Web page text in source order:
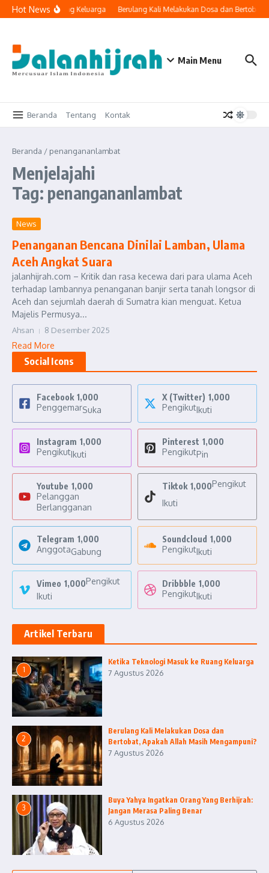
Lewati ke konten
Hot News
Masuk ke Ruang Keluarga Berulang Kali Melakukan Dosa dan Bertobat,
Main Menu
Beranda Tentang Kontak
Beranda / penangananlambat
Menjelajahi
Tag: penangananlambat
News
Penanganan Bencana Dinilai Lamban, Ulama
Aceh Angkat Suara
jalanhijrah.com – Kritik dan rasa kecewa dari para ulama Aceh
terhadap lambannya penanganan banjir serta tanah longsor di
Aceh dan sejumlah daerah di Sumatra kian menguat. Ketua
Majelis Permusya...
Ahsan 8 Desember 2025
Read More
Social Icons
Facebook 1,000
PenggemarSuka
X (Twitter) 1,000
PengikutIkuti
Instagram 1,000
PengikutIkuti
Pinterest 1,000
PengikutPin
Youtube 1,000
Pelanggan
Berlangganan
Tiktok 1,000Pengikut
Ikuti
Telegram 1,000
AnggotaGabung
Soundcloud 1,000
PengikutIkuti
Vimeo 1,000Pengikut
Ikuti
Dribbble 1,000
PengikutIkuti
Artikel Terbaru
1
Ketika Teknologi Masuk ke Ruang Keluarga
7 Agustus 2026
2
Berulang Kali Melakukan Dosa dan
Bertobat, Apakah Allah Masih Mengampuni?
7 Agustus 2026
3
Buya Yahya Ingatkan Orang Yang Berhijrah:
Jangan Merasa Paling Benar
6 Agustus 2026